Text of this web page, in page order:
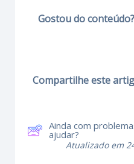
Gostou do conteúdo?
Compartilhe este
Ainda com
ajudar?
Atualizado em